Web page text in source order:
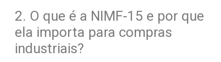
2. O que é a NIMF-15 e por que
ela importa para compras
industriais?